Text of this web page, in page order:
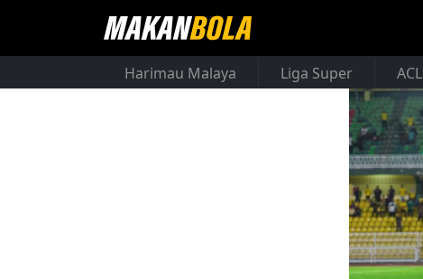
Harimau Malaya Liga Super ACL